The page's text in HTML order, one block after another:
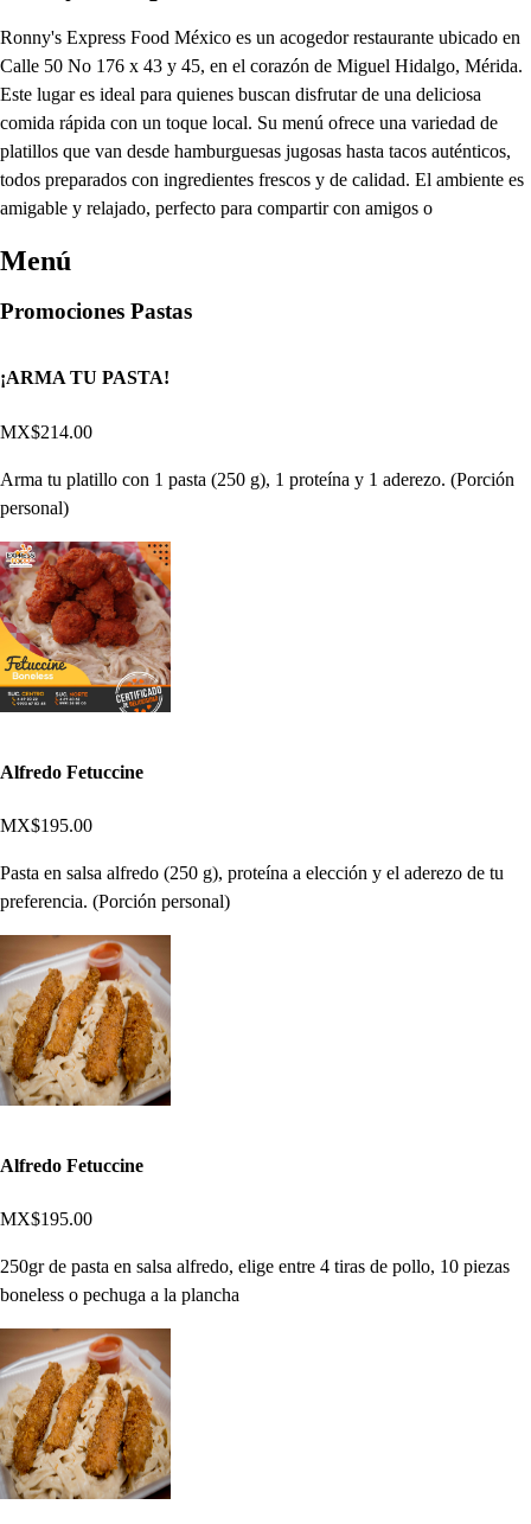
Ronny's Express Food México es un acogedor restaurante ubicado en
Calle 50 No 176 x 43 y 45, en el corazón de Miguel Hidalgo, Mérida.
Este lugar es ideal para quienes buscan disfrutar de una deliciosa
comida rápida con un toque local. Su menú ofrece una variedad de
platillos que van desde hamburguesas jugosas hasta tacos auténticos,
todos preparados con ingredientes frescos y de calidad. El ambiente es
amigable y relajado, perfecto para compartir con amigos o
Menú
Promociones Pastas
¡ARMA TU PASTA!
MX$214.00
Arma tu platillo con 1 pasta (250 g), 1 proteína y 1 aderezo. (Porción
personal)
Alfredo Fetuccine
MX$195.00
Pasta en salsa alfredo (250 g), proteína a elección y el aderezo de tu
preferencia. (Porción personal)
Alfredo Fetuccine
MX$195.00
250gr de pasta en salsa alfredo, elige entre 4 tiras de pollo, 10 piezas
boneless o pechuga a la plancha